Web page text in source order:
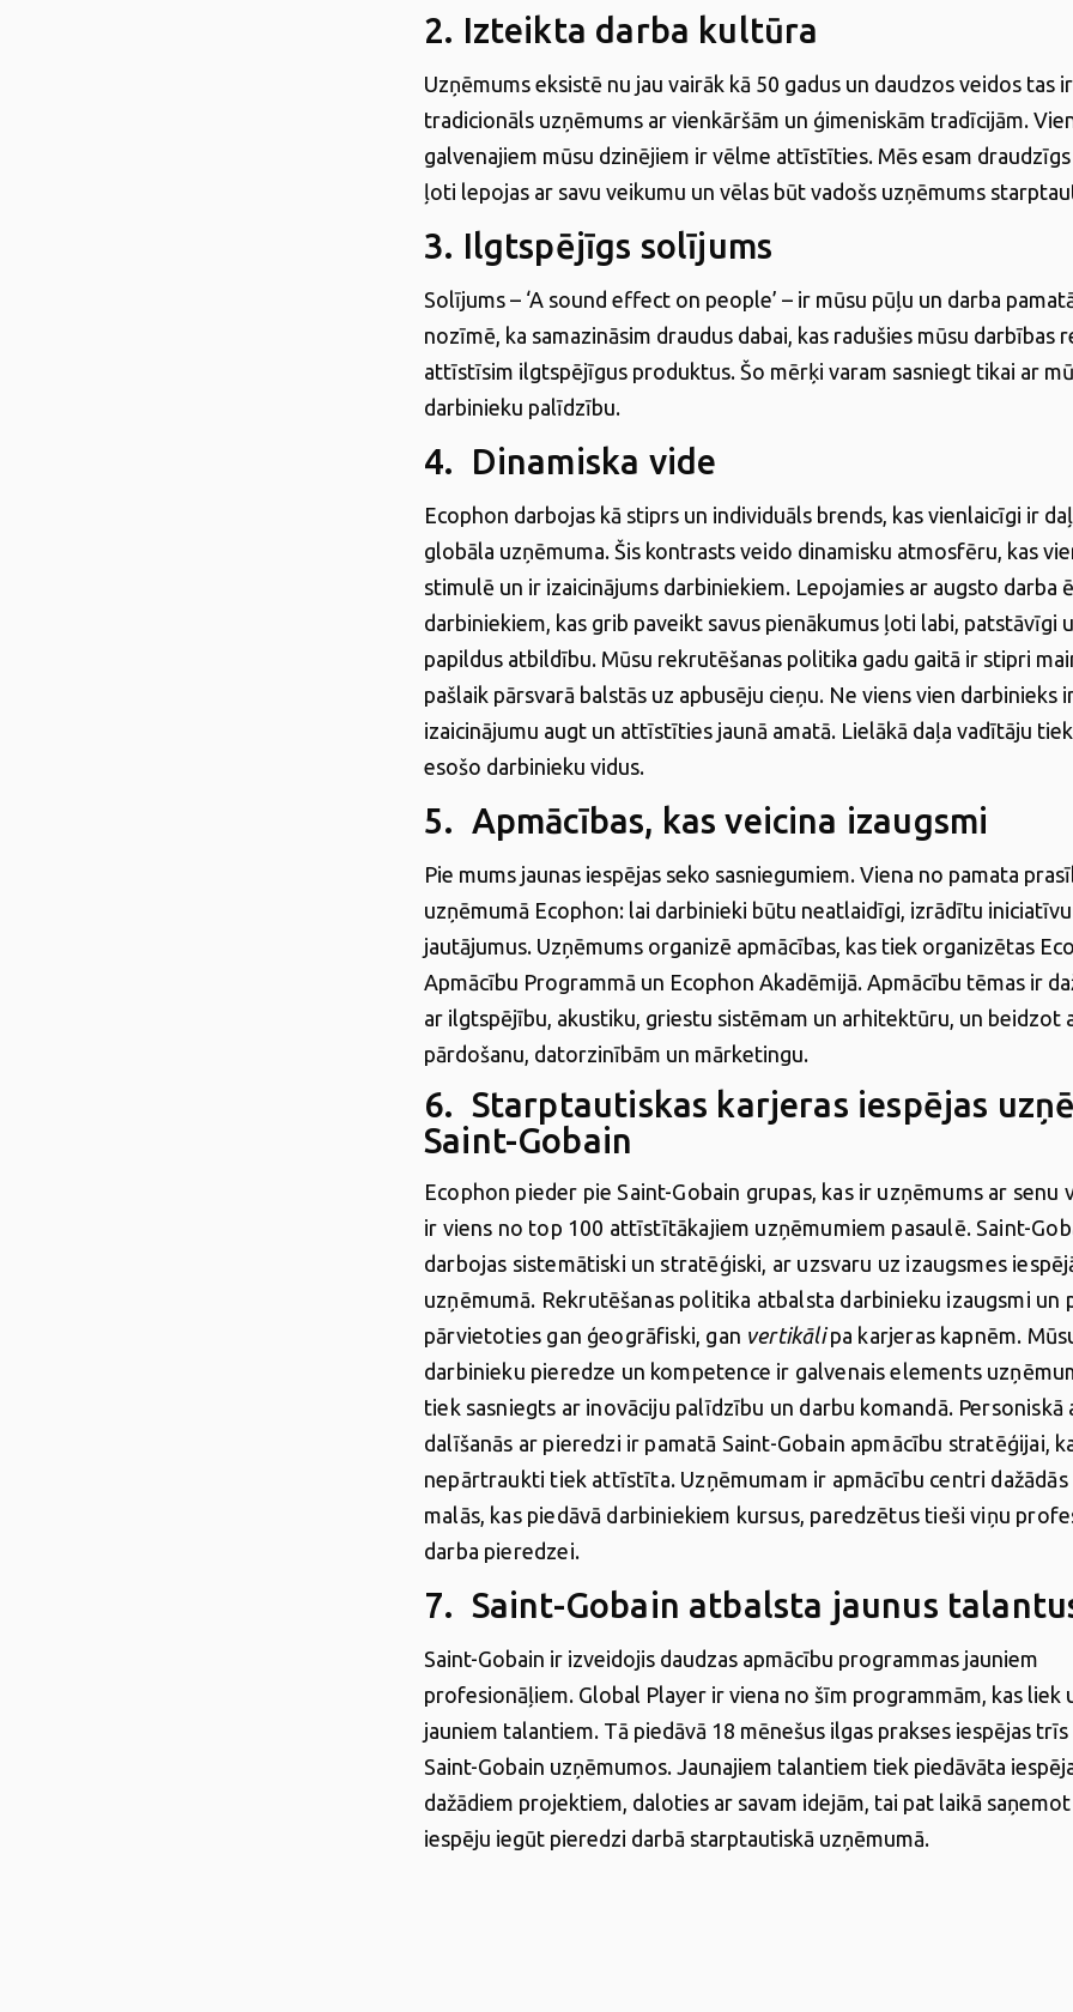
2. Izteikta darba kultūra
Uzņēmums eksistē nu jau vairāk kā 50 gadus un daudzos veidos tas ir
tradicionāls uzņēmums ar vienkāršām un ģimeniskām tradīcijām.
galvenajiem mūsu dzinējiem ir vēlme attīstīties. Mēs esam draudzīgs
ļoti lepojas ar savu veikumu un vēlas būt vadošs uzņēmums
3. Ilgtspējīgs solījums
Solījums – ‘A sound effect on people’ – ir mūsu pūļu un darba
nozīmē, ka samazināsim draudus dabai, kas radušies mūsu darbības
attīstīsim ilgtspējīgus produktus. Šo mērķi varam sasniegt tikai ar
darbinieku palīdzību.
4. Dinamiska vide
Ecophon darbojas kā stiprs un individuāls brends, kas vienlaicīgi ir
globāla uzņēmuma. Šis kontrasts veido dinamisku atmosfēru, kas
stimulē un ir izaicinājums darbiniekiem. Lepojamies ar augsto darba
darbiniekiem, kas grib paveikt savus pienākumus ļoti labi, patstāvīgi
papildus atbildību. Mūsu rekrutēšanas politika gadu gaitā ir stipri
pašlaik pārsvarā balstās uz apbusēju cieņu. Ne viens vien darbinieks
izaicinājumu augt un attīstīties jaunā amatā. Lielākā daļa vadītāju
esošo darbinieku vidus.
5. Apmācības, kas veicina izaugsmi
Pie mums jaunas iespējas seko sasniegumiem. Viena no pamata
uzņēmumā Ecophon: lai darbinieki būtu neatlaidīgi, izrādītu
jautājumus. Uzņēmums organizē apmācības, kas tiek organizētas
Apmācību Programmā un Ecophon Akadēmijā. Apmācību tēmas ir
ar ilgtspējību, akustiku, griestu sistēmam un arhitektūru, un beidzot
pārdošanu, datorzinībām un mārketingu.
6. Starptautiskas karjeras iespējas
Saint-Gobain
Ecophon pieder pie Saint-Gobain grupas, kas ir uzņēmums ar senu
ir viens no top 100 attīstītākajiem uzņēmumiem pasaulē. Saint-
darbojas sistemātiski un stratēģiski, ar uzsvaru uz izaugsmes
uzņēmumā. Rekrutēšanas politika atbalsta darbinieku izaugsmi un
pārvietoties gan ģeogrāfiski, gan vertikālipa karjeras kapnēm.
darbinieku pieredze un kompetence ir galvenais elements
tiek sasniegts ar inovāciju palīdzību un darbu komandā.
dalīšanās ar pieredzi ir pamatā Saint-Gobain apmācību stratēģijai,
nepārtraukti tiek attīstīta. Uzņēmumam ir apmācību centri dažādās
malās, kas piedāvā darbiniekiem kursus, paredzētus tieši viņu
darba pieredzei.
7. Saint-Gobain atbalsta jaunus
Saint-Gobain ir izveidojis daudzas apmācību programmas jauniem
profesionāļiem. Global Player ir viena no šīm programmām, kas liek
jauniem talantiem. Tā piedāvā 18 mēnešus ilgas prakses iespējas trīs
Saint-Gobain uzņēmumos. Jaunajiem talantiem tiek piedāvāta
dažādiem projektiem, daloties ar savam idejām, tai pat laikā
iespēju iegūt pieredzi darbā starptautiskā uzņēmumā.